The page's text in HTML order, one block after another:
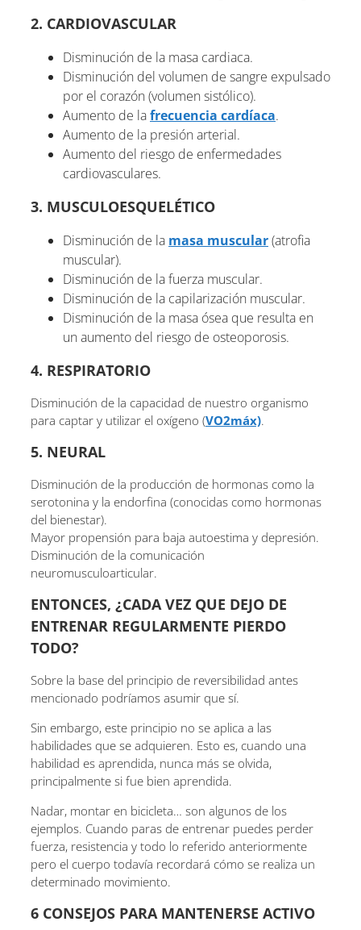
2. CARDIOVASCULAR
Disminución de la masa cardiaca.
Disminución del volumen de sangre expulsado
por el corazón (volumen sistólico).
Aumento de lafrecuencia cardíaca.
Aumento de la presión arterial.
Aumento del riesgo de enfermedades
cardiovasculares.
3. MUSCULOESQUELÉTICO
Disminución de la masa muscular(atrofia
muscular).
Disminución de la fuerza muscular.
Disminución de la capilarización muscular.
Disminución de la masa ósea que resulta en
un aumento del riesgo de osteoporosis.
4. RESPIRATORIO
Disminución de la capacidad de nuestro organismo
para captar y utilizar el oxígeno (VO2máx).
5. NEURAL
Disminución de la producción de hormonas como la
serotonina y la endorfina (conocidas como hormonas
del bienestar).
Mayor propensión para baja autoestima y depresión.
Disminución de la comunicación
neuromusculoarticular.
ENTONCES, ¿CADA VEZ QUE DEJO DE
ENTRENAR REGULARMENTE PIERDO
TODO?
Sobre la base del principio de reversibilidad antes
mencionado podríamos asumir que sí.
Sin embargo, este principio no se aplica a las
habilidades que se adquieren. Esto es, cuando una
habilidad es aprendida, nunca más se olvida,
principalmente si fue bien aprendida.
Nadar, montar en bicicleta… son algunos de los
ejemplos. Cuando paras de entrenar puedes perder
fuerza, resistencia y todo lo referido anteriormente
pero el cuerpo todavía recordará cómo se realiza un
determinado movimiento.
6 CONSEJOS PARA MANTENERSE ACTIVO